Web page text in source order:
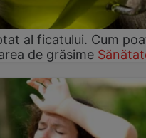
al ficatului. Cum
de grăsime